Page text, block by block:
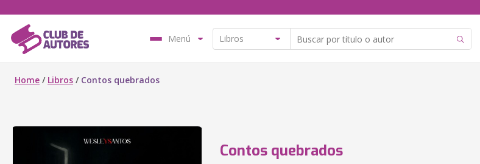
Menú
Home / Libros / Contos quebrados
Contos quebrados